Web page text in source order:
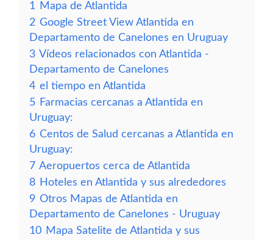
1
Mapa de Atlantida
2 Google Street View Atlantida en
Departamento de Canelones en Uruguay
3 Vídeos relacionados con Atlantida -
Departamento de Canelones
4 el tiempo en Atlantida
5 Farmacias cercanas a Atlantida en
Uruguay:
6 Centos de Salud cercanas a Atlantida en
Uruguay:
7 Aeropuertos cerca de Atlantida
8 Hoteles en Atlantida y sus alrededores
9 Otros Mapas de Atlantida en
Departamento de Canelones - Uruguay
10 Mapa Satelite de Atlantida y sus